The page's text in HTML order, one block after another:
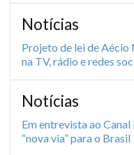
Notícias
Projeto de lei de Aécio
na TV, rádio e redes
Notícias
Em entrevista ao
“nova via” para o Brasil